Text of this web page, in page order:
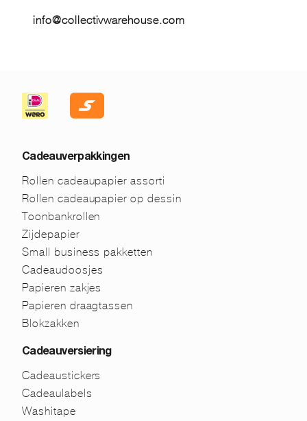
info@collectivwarehouse.com
Cadeauverpakkingen
Rollen cadeaupapier assorti
Rollen cadeaupapier op dessin
Toonbankrollen
Zijdepapier
Small business pakketten
Cadeaudoosjes
Papieren zakjes
Papieren draagtassen
Blokzakken
Cadeauversiering
Cadeaustickers
Cadeaulabels
Washitape